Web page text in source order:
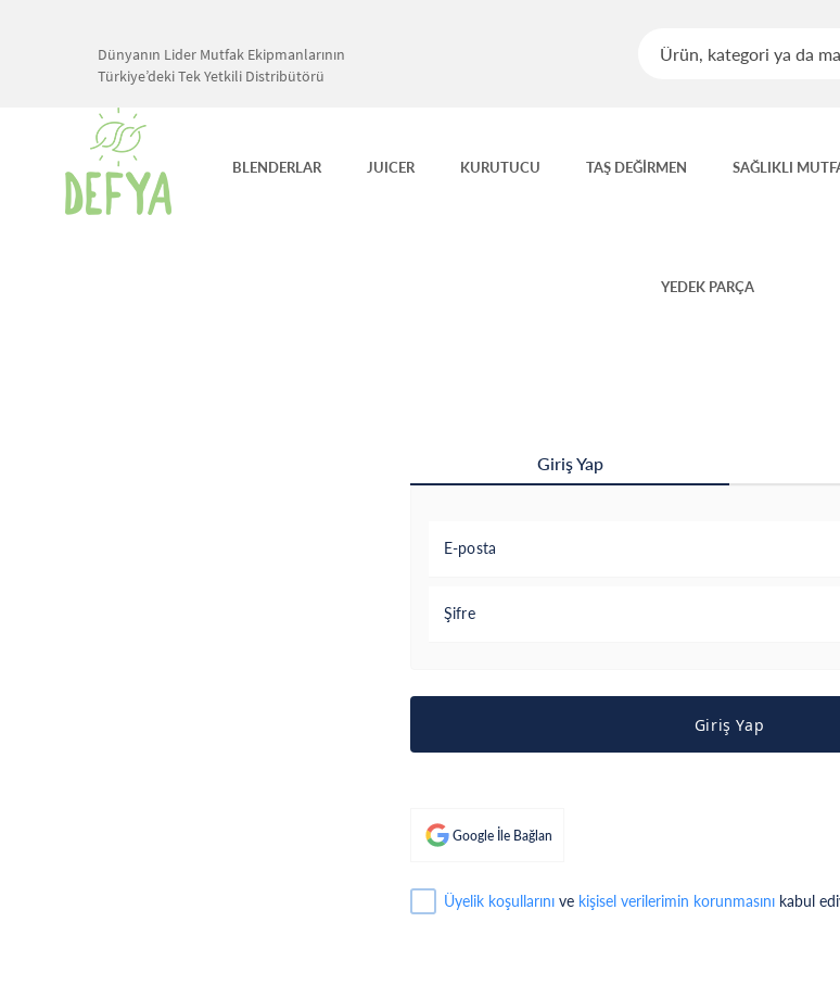
Dünyanın Lider Mutfak Ekipmanlarının
Türkiye’deki Tek Yetkili Distribütörü
BLENDERLAR JUICER KURUTUCU TAŞ DEĞİRMEN SAĞLIKLI
YEDEK PARÇA
Giriş Yap
E-posta
Şifre
Giriş Yap
Google İle Bağlan
Üyelik koşullarını ve kişisel verilerimin korunmasını kabul